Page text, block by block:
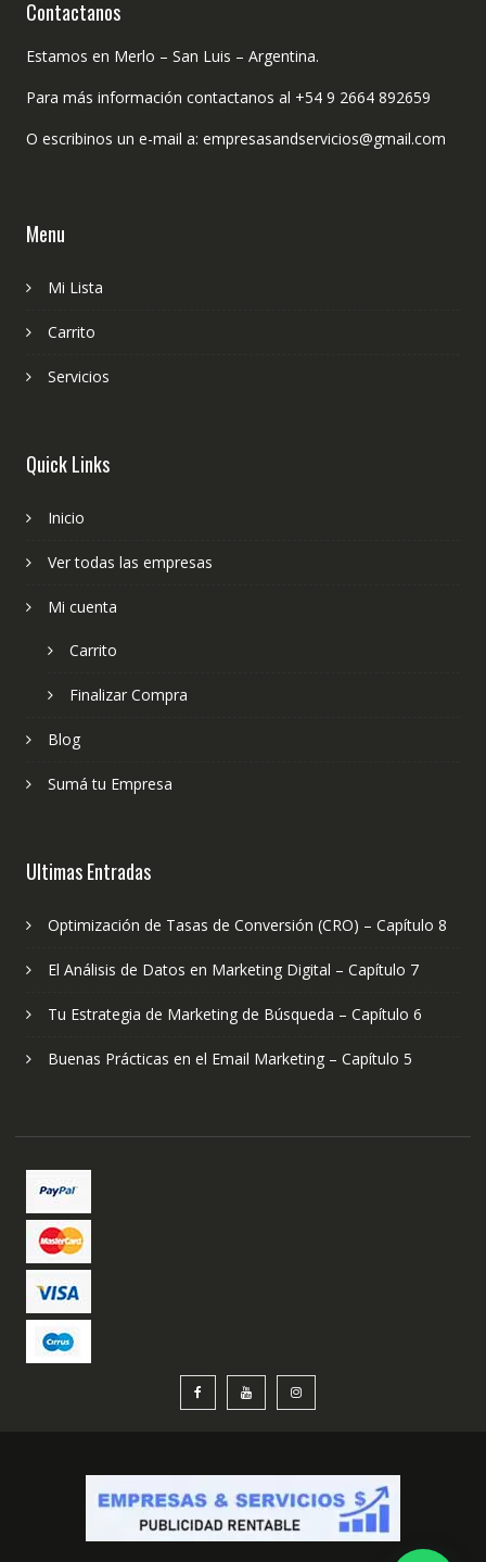
Contactanos
Estamos en Merlo – San Luis – Argentina.
Para más información contactanos al +54 9 2664 892659
O escribinos un e-mail a: empresasandservicios@gmail.com
Menu
Mi Lista
Carrito
Servicios
Quick Links
Inicio
Ver todas las empresas
Mi cuenta
Carrito
Finalizar Compra
Blog
Sumá tu Empresa
Ultimas Entradas
Optimización de Tasas de Conversión (CRO) – Capítulo 8
El Análisis de Datos en Marketing Digital – Capítulo 7
Tu Estrategia de Marketing de Búsqueda – Capítulo 6
Buenas Prácticas en el Email Marketing – Capítulo 5